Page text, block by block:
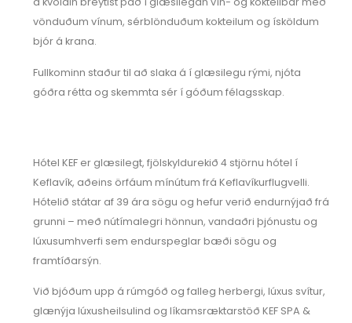
vönduðum vínum, sérblönduðum kokteilum og ísköldum
bjór á krana.
Fullkominn staður til að slaka á í glæsilegu rými, njóta
góðra rétta og skemmta sér í góðum félagsskap.
Hótel KEF er glæsilegt, fjölskyldurekið 4 stjörnu hótel í
Keflavík, aðeins örfáum mínútum frá Keflavíkurflugvelli.
Hótelið státar af 39 ára sögu og hefur verið endurnýjað frá
grunni – með nútímalegri hönnun, vandaðri þjónustu og
lúxusumhverfi sem endurspeglar bæði sögu og
framtíðarsýn.
Við bjóðum upp á rúmgóð og falleg herbergi, lúxus svítur,
glænýja lúxusheilsulind og líkamsræktarstöð KEF SPA &